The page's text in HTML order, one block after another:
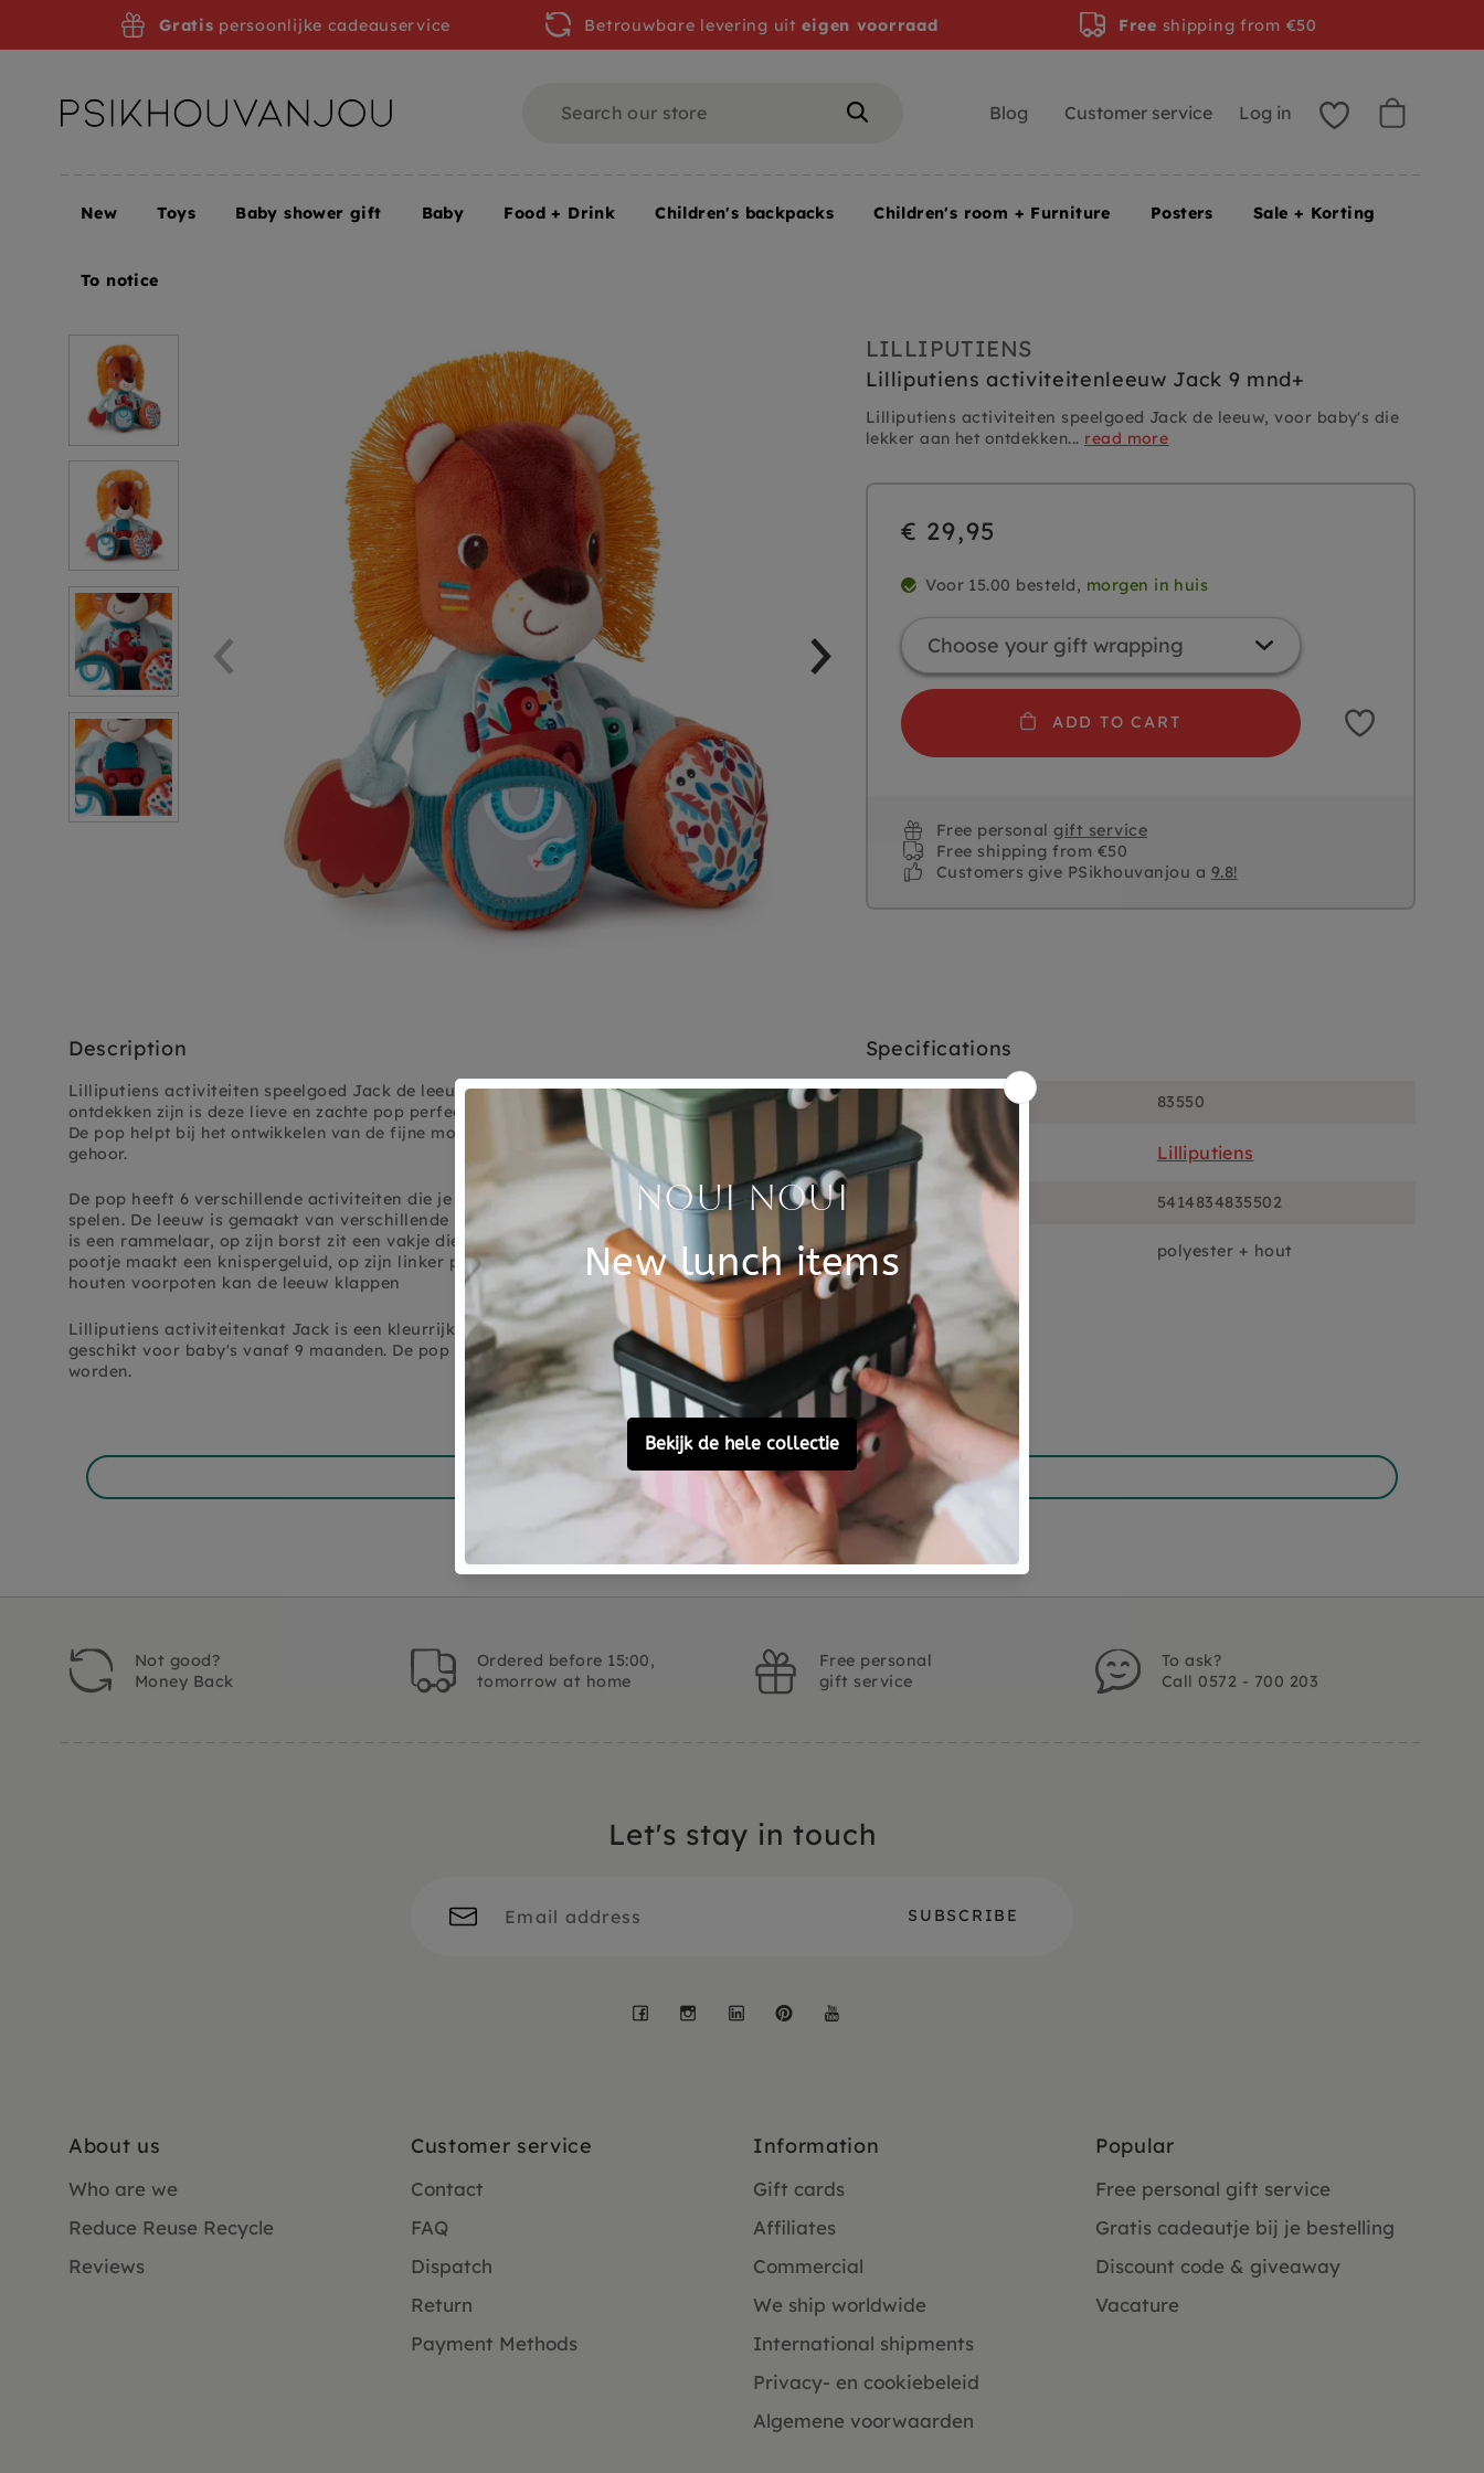
Home Lilliputiens activiteitenleeuw Jack 9 mnd+
LILLIPUTIENS
Lilliputiens activiteitenleeuw Jack 9 mnd+
Lilliputiens activiteiten speelgoed Jack de leeuw, voor baby's die
lekker aan het ontdekken... read more
€ 29,95
Voor 15.00 besteld, morgen in huis
ADD TO CART
Free personalgift service
Free shipping from €50
Customers give PSikhouvanjou a 9.8!
Description
Lilliputiens activiteiten speelgoed Jack de leeuw, voor baby's die lekker aan het
ontdekken zijn is deze lieve en zachte pop perfect om mee te spelen en knuffelen.
De pop helpt bij het ontwikkelen van de fijne motoriek van je baby en prikkelt het
gehoor.
De pop heeft 6 verschillende activiteiten die je kindje uitdagen om lekker te
spelen. De leeuw is gemaakt van verschillende stoffen met texturen, zijn hoofdje
is een rammelaar, op zijn borst zit een vakje die open en dicht kan, zijn rechter
pootje maakt een knispergeluid, op zijn linker pootje zit een spiegel en de met
houten voorpoten kan de leeuw klappen
Lilliputiens activiteitenkat Jack is een kleurrijk en origineel kraam cadeau
geschiktvoor baby's vanaf 9 maanden. De pop kan met de hand gewassen
worden.
Specifications
83550
Brand Lilliputiens
EAN 5414834835502
Material polyester + hout
Customer Reviews
Ask a question
Gratis persoonlijke cadeauservice Betrouwbare levering uiteigen voorraad Free shipping from €50
Blog Customer service Log in
New Toys Baby shower gift Baby Food + Drink Children's backpacks Children's room + Furniture Posters Sale + Korting
To notice
Not good?
Money Back
Ordered before 15:00,
tomorrow at home
Free personal
gift service
To ask?
Call 0572 - 700 203
Let's stay in touch
Facebook
Instagram
LinkedInPinterest
About us
Who are we
Reduce Reuse Recycle
Reviews
Customer service
Contact
FAQ
Dispatch
Return
Payment Methods
Information
Gift cards
Affiliates
Commercial
We ship worldwide
International shipments
Privacy- en cookiebeleid
Algemene voorwaarden
Popular
Free personal gift service
Gratis cadeautje bij je bestelling
Discount code & giveaway
Vacature